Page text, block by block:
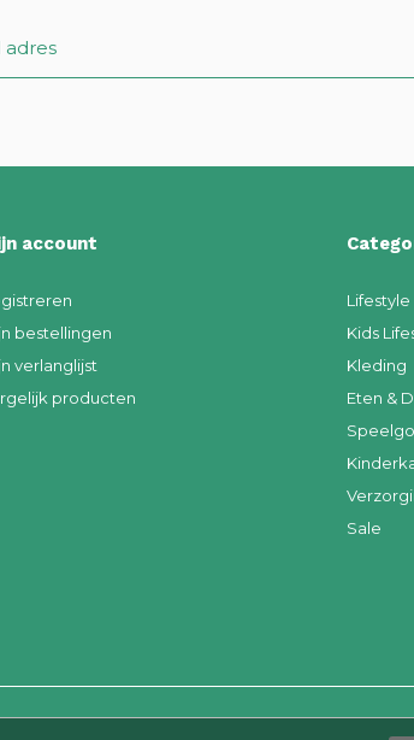
account
bestellingen
verlanglijst
producten
Lifestyle
Kids
Kleding
Eten &
Sale